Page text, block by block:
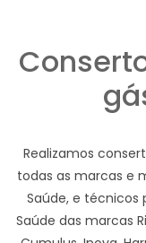
Realizamos
todas as marcas e
Saúde, e técnicos
Saúde das marcas